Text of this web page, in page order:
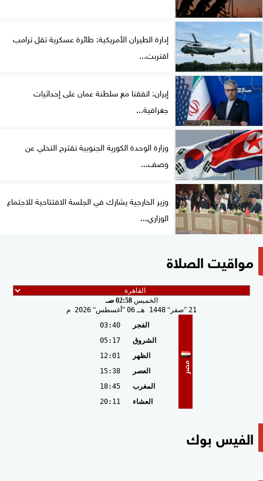
إدارة الطيران الأمريكية: طائرة عسكرية تقل ترامب
اقتربت...
إيران: اتفقنا مع سلطنة عمان على إحداثيات
جغرافية...
وزارة الوحدة الكورية الجنوبية تقترح التخلي عن
وصف...
وزير الخارجية يشارك في الجلسة الافتتاحية للاجتماع
الوزاري...
مواقيت الصلاة
الخميس02:58 صـ
21
صفر 1448 هـ 06 أغسطس 2026 م
مصر
الفجر
03:40
الشروق
05:17
الظهر
12:01
العصر
15:38
المغرب
18:45
العشاء
20:11
الفيس بوك